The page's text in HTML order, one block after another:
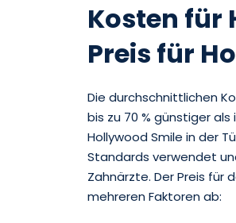
Kosten für
Preis für
Die durchschnittlichen
bis zu 70 % günstiger als
Hollywood Smile in der
Standards verwendet
Zahnärzte. Der Preis für
mehreren Faktoren ab: